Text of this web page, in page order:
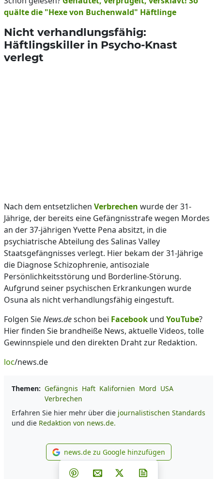
quälte die "Hexe von Buchenwald" Häftlinge
Nicht verhandlungsfähig:
Häftlingskiller in Psycho-Knast
verlegt
Nach dem entsetzlichen Verbrechen wurde der 31-
Jährige, der bereits eine Gefängnisstrafe wegen Mordes
an der 37-jährigen Yvette Pena absitzt, in die
psychiatrische Abteilung des Salinas Valley
Staatsgefängnisses verlegt. Hier bekam der 31-Jährige
die Diagnose Schizophrenie, antisoziale
Persönlichkeitsstörung und Borderline-Störung.
Aufgrund seiner psychischen Erkrankungen wurde
Osuna als nicht verhandlungsfähig eingestuft.
Folgen SieNews.deschon bei Facebook und YouTube?
Hier finden Sie brandheiße News, aktuelle Videos, tolle
Gewinnspiele und den direkten Draht zur Redaktion.
loc/news.de
Themen: Gefängnis Haft Kalifornien Mord USA
Verbrechen
Erfahren Sie hier mehr über die journalistischen Standards
und die Redaktion von news.de.
news.de zu Google
news.de zu Google hinzufügen
Teilen auf Facebook
Teilen auf Whatsapp
Teilen auf Telegram
Teilen auf Pinterest
Per E-Mail teilen
Post auf X